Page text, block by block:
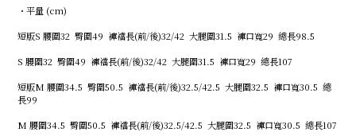
・平量 (cm)
短版S 腰圍32 臀圍49 褲襠長(前/後)32/42 大腿圍31.5 褲口寬29 總長98.5
S 腰圍32 臀圍49 褲襠長(前/後)32/42 大腿圍31.5 褲口寬29 總長107
短版M 腰圍34.5 臀圍50.5 褲襠長(前/後)32.5/42.5 大腿圍32.5 褲口寬30.5 總
長99
M 腰圍34.5 臀圍50.5 褲襠長(前/後)32.5/42.5 大腿圍32.5 褲口寬30.5 總長107